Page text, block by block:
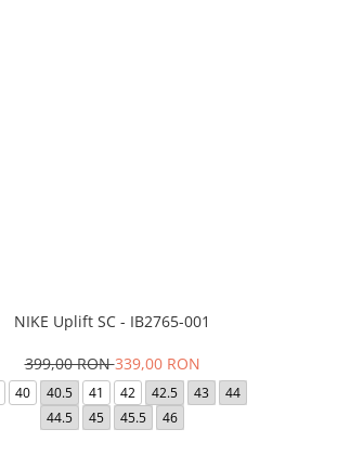
NIKE Uplift SC - IB2765-001
399,00 RON339,00 RON
40 40.5 41 42 42.5 43
44
44.5
45 45.5 46